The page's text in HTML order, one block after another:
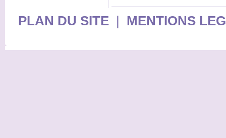
PLAN DU SITE| MENTIONS